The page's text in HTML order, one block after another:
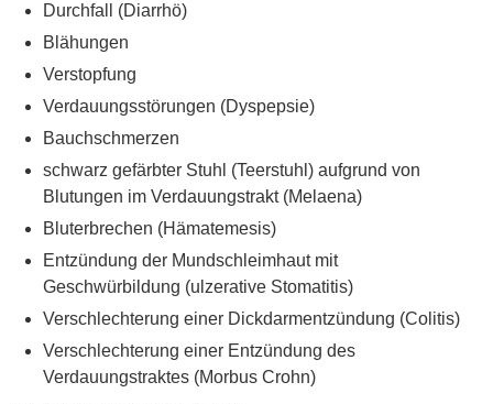
Durchfall (Diarrhö)
Blähungen
Verstopfung
Verdauungsstörungen (Dyspepsie)
Bauchschmerzen
schwarz gefärbter Stuhl (Teerstuhl) aufgrund von
Blutungen im Verdauungstrakt (Melaena)
Bluterbrechen (Hämatemesis)
Entzündung der Mundschleimhaut mit
Geschwürbildung (ulzerative Stomatitis)
Verschlechterung einer Dickdarmentzündung (Colitis)
Verschlechterung einer Entzündung des
Verdauungstraktes (Morbus Crohn)